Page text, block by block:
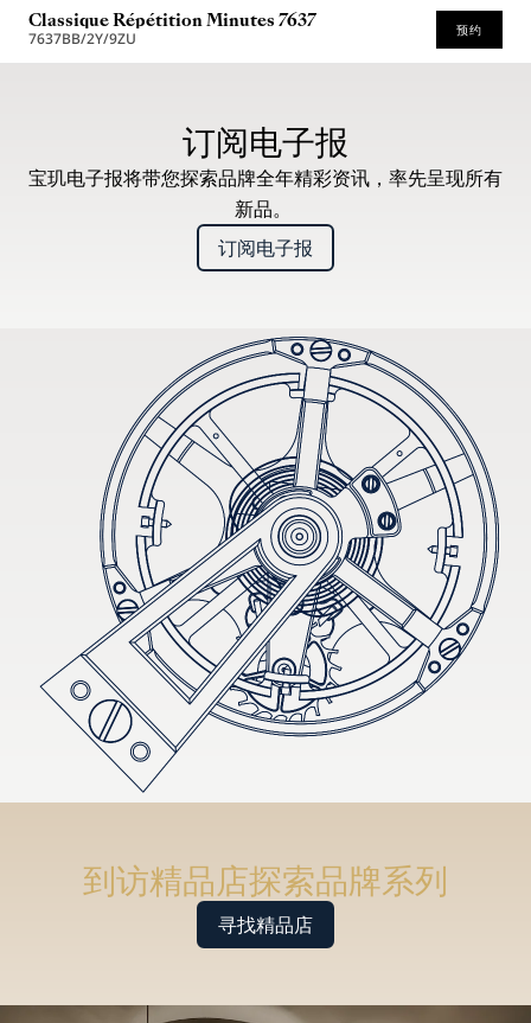
Classique Répétition Minutes 7637
7637BB/2Y/9ZU 预约
订阅电子报
宝玑电子报将带您探索品牌全年精彩资讯，率先呈现所有
新品。
订阅电子报
到访精品店探索品牌系列
寻找精品店